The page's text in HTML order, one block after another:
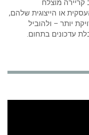
מוצלח
או הייצוגית שלהם,
יותר – ולהוביל
עדכונים בתחום.